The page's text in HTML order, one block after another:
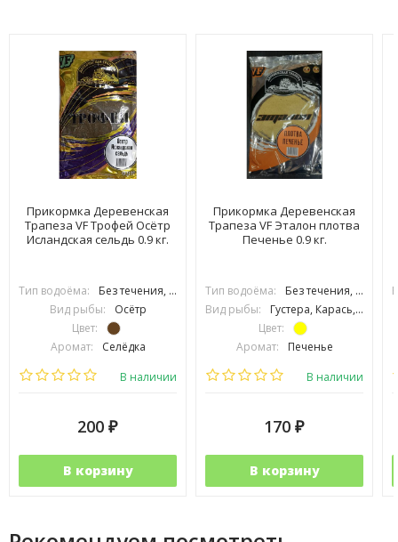
Прикормка Деревенская
Трапеза VF Трофей Осётр
Исландская сельдь 0.9 кг.
Тип водоёма:
Без течения, С течением
Вид рыбы:
Осётр
Цвет:
Аромат:
Селёдка
Фракция:
В наличии
200 ₽
В корзину
Прикормка Деревенская
Трапеза VF Эталон плотва
Печенье 0.9 кг.
Тип водоёма:
Без течения, С течением
Вид рыбы:
Густера, Карась, Карп, Лещ, Плотва, Подлещик, Подуст, Уклейка, Язь, Сазан
Цвет:
Аромат:
Печенье
Фракция:
В наличии
170 ₽
В корзину